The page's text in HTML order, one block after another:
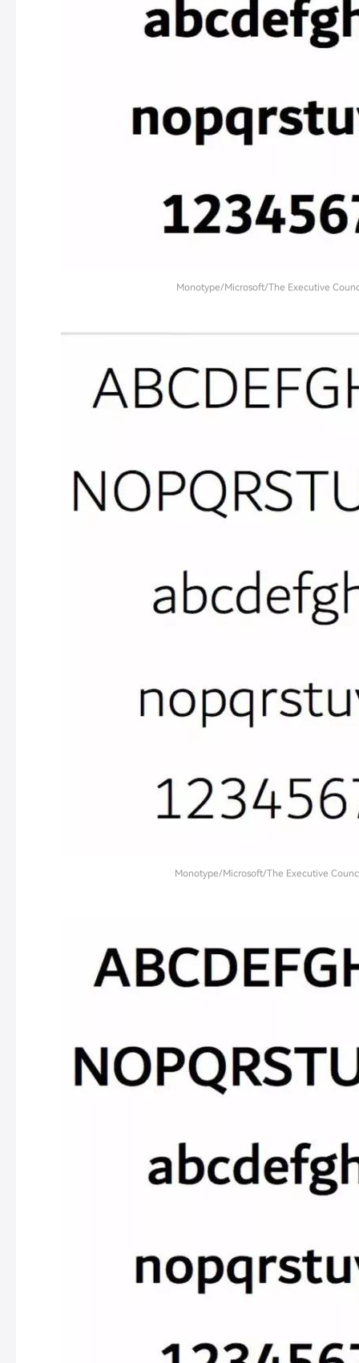
Monotype/Microsoft/The Executive
Monotype/Microsoft/The Executive